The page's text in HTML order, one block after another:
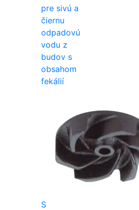
pre sivú a
čiernu
odpadovú
vodu z
budov s
obsahom
fekálií
S